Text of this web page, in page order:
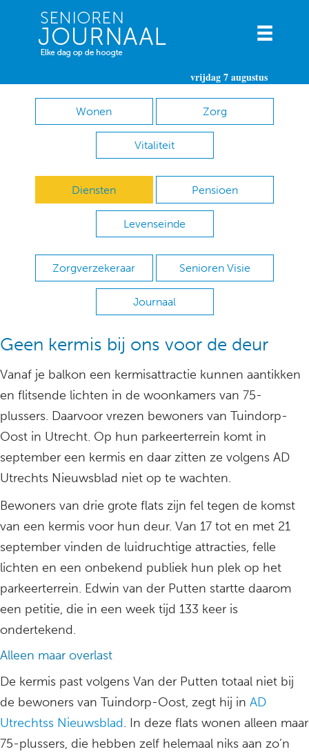
vrijdag 7 augustus
Wonen Zorg
Vitaliteit
Diensten Pensioen
Levenseinde
Zorgverzekeraar Senioren Visie
Journaal
Geen kermis bij ons voor de deur
Vanaf je balkon een kermisattractie kunnen aantikken
en flitsende lichten in de woonkamers van 75-
plussers. Daarvoor vrezen bewoners van Tuindorp-
Oost in Utrecht. Op hun parkeerterrein komt in
september een kermis en daar zitten ze volgens AD
Utrechts Nieuwsblad niet op te wachten.
Bewoners van drie grote flats zijn fel tegen de komst
van een kermis voor hun deur. Van 17 tot en met 21
september vinden de luidruchtige attracties, felle
lichten en een onbekend publiek hun plek op het
parkeerterrein. Edwin van der Putten startte daarom
een petitie, die in een week tijd 133 keer is
ondertekend.
Alleen maar overlast
De kermis past volgens Van der Putten totaal niet bij
de bewoners van Tuindorp-Oost, zegt hij in AD
Utrechtss Nieuwsblad. In deze flats wonen alleen maar
75-plussers, die hebben zelf helemaal niks aan zo’n